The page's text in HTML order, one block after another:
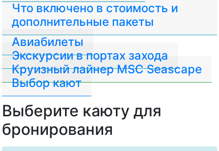
Авиабилеты
Что включено в стоимость и
дополнительные пакеты
Экскурсии в портах захода
Круизный лайнер MSC Seascape
Выбор кают
Выберите каюту для
бронирования